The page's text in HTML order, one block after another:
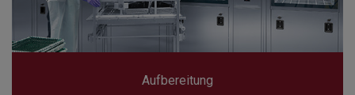
Aufbereitung